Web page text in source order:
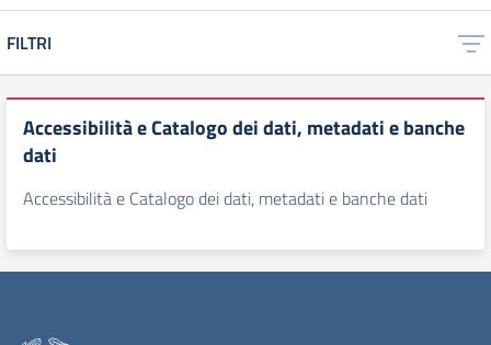
FILTRI
Accessibilità e Catalogo dei dati, metadati e banche
dati
Accessibilità e Catalogo dei dati, metadati e banche dati